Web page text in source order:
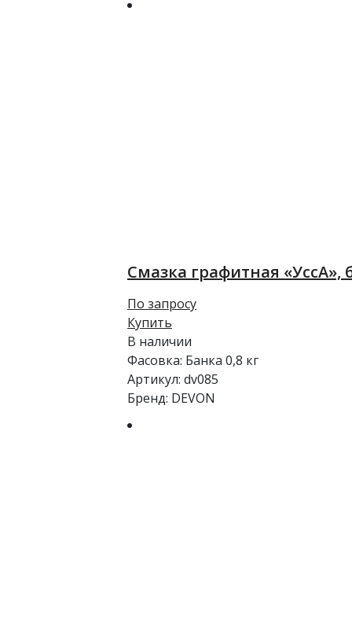
Смазка графитная «УссА»,
По запросу
Купить
В наличии
Фасовка: Банка 0,8 кг
Артикул: dv085
Бренд: DEVON